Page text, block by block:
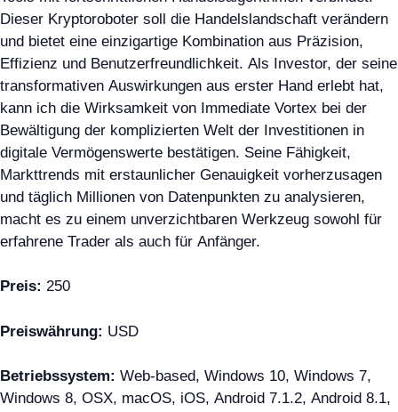
Dieser Kryptoroboter soll die Handelslandschaft verändern
und bietet eine einzigartige Kombination aus Präzision,
Effizienz und Benutzerfreundlichkeit. Als Investor, der seine
transformativen Auswirkungen aus erster Hand erlebt hat,
kann ich die Wirksamkeit von Immediate Vortex bei der
Bewältigung der komplizierten Welt der Investitionen in
digitale Vermögenswerte bestätigen. Seine Fähigkeit,
Markttrends mit erstaunlicher Genauigkeit vorherzusagen
und täglich Millionen von Datenpunkten zu analysieren,
macht es zu einem unverzichtbaren Werkzeug sowohl für
erfahrene Trader als auch für Anfänger.
Preis: 250
Preiswährung: USD
Betriebssystem: Web-based, Windows 10, Windows 7,
Windows 8, OSX, macOS, iOS, Android 7.1.2, Android 8.1,